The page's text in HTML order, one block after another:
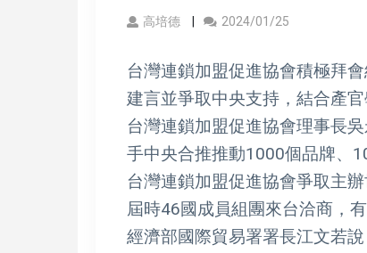
高培德 2024/01/25
台灣連鎖加盟促進協會積極拜
建言並爭取中央支持，結合產
台灣連鎖加盟促進協會理事長
手中央合推推動1000個品牌、
台灣連鎖加盟促進協會爭取主
屆時46國成員組團來台洽商，
經濟部國際貿易署署長江文若